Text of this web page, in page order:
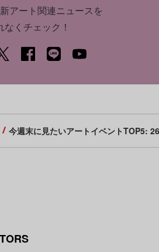
アート関連ニュースを
なくチェック！
今週末に見たいアートイベントTOP5: